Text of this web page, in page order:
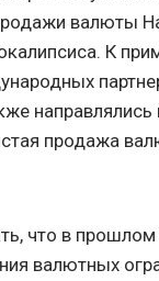
валюты
К
продажа
что в
валютных